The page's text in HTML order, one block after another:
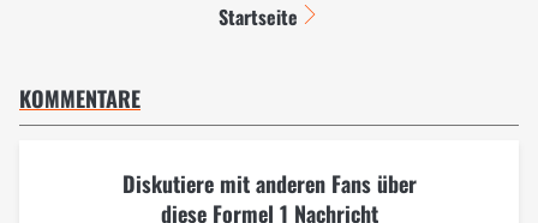
Startseite
KOMMENTARE
Diskutiere mit anderen Fans über
diese Formel 1 Nachricht